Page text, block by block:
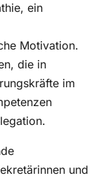
ein
Motivation.
die in
im
und